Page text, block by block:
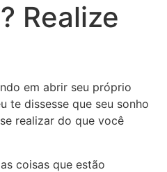
Realize
em abrir seu próprio
te dissesse que seu sonho
realizar do que você
coisas que estão